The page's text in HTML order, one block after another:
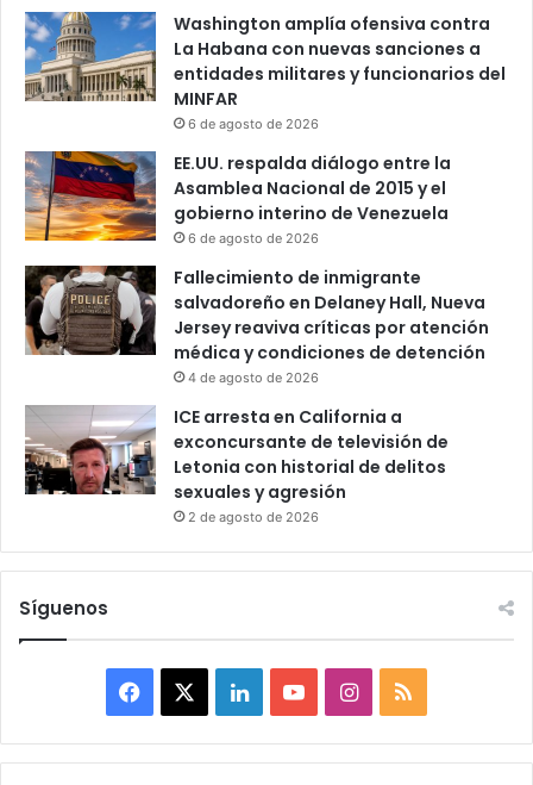
Washington amplía ofensiva contra
La Habana con nuevas sanciones a
entidades militares y funcionarios del
MINFAR
6 de agosto de 2026
EE.UU. respalda diálogo entre la
Asamblea Nacional de 2015 y el
gobierno interino de Venezuela
6 de agosto de 2026
Fallecimiento de inmigrante
salvadoreño en Delaney Hall, Nueva
Jersey reaviva críticas por atención
médica y condiciones de detención
4 de agosto de 2026
ICE arresta en California a
exconcursante de televisión de
Letonia con historial de delitos
sexuales y agresión
2 de agosto de 2026
Síguenos
a
L
i
o
I
n
S